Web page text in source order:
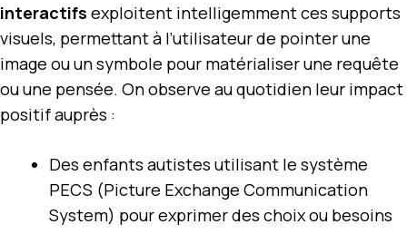
interactifs exploitent intelligemment ces supports
visuels, permettant à l’utilisateur de pointer une
image ou un symbole pour matérialiser une requête
ou une pensée. On observe au quotidien leur impact
positif auprès :
Des enfants autistes utilisant le système
PECS (Picture Exchange Communication
System) pour exprimer des choix ou besoins